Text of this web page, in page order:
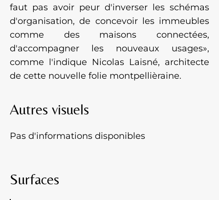
faut pas avoir peur d'inverser les schémas
d'organisation, de concevoir les immeubles
comme des maisons connectées,
d'accompagner les nouveaux usages»,
comme l'indique Nicolas Laisné, architecte
de cette nouvelle folie montpellièraine.
Autres visuels
Pas d'informations disponibles
Surfaces